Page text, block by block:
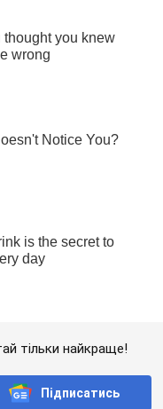
тільки найкраще!
Підписатись